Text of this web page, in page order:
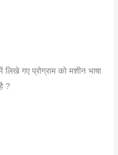
गए प्रोग्राम को मशीन भाषा
?